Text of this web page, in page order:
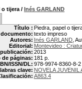
o tijera / Inés GARLAND
Título : Piedra, papel o
texto impreso
Autores: Inés GARLAND ,
Editorial: Montevideo :
2013
de páginas: 181 p.
ISSN/DL: 978-9974-8360-8-2
clave: NOVELA JUVENIL
A863.4